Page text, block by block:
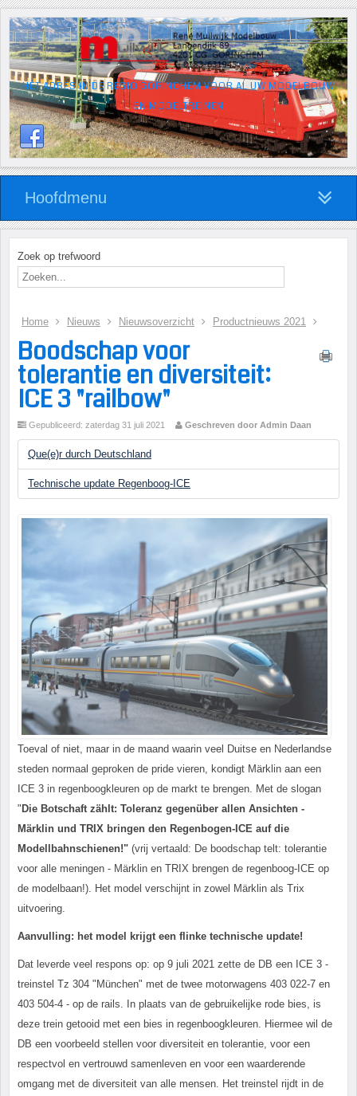
HÉT ADRES IN DE REGIO GORINCHEM VOOR AL UW MODELBOUW
EN MODELTREINEN
Hoofdmenu
Zoek op trefwoord
Home Nieuws Nieuwsoverzicht Productnieuws 2021
Boodschap voor
tolerantie en diversiteit:
ICE 3 "railbow"
Gepubliceerd: zaterdag 31 juli 2021 Geschreven door Admin Daan
Que(e)r durch Deutschland
Technische update Regenboog-ICE
Toeval of niet, maar in de maand waarin veel Duitse en Nederlandse
steden normaal geproken de pride vieren, kondigt Märklin aan een
ICE 3 in regenboogkleuren op de markt te brengen. Met de slogan
" Die Botschaft zählt: Toleranz gegenüber allen Ansichten -
Märklin und TRIX bringen den Regenbogen-ICE auf die
Modellbahnschienen!" (vrij vertaald: De boodschap telt: tolerantie
voor alle meningen - Märklin en TRIX brengen de regenboog-ICE op
de modelbaan!). Het model verschijnt in zowel Märklin als Trix
uitvoering.
Aanvulling: het model krijgt een flinke technische update!
Dat leverde veel respons op: op 9 juli 2021 zette de DB een ICE 3 -
treinstel Tz 304 "München" met de twee motorwagens 403 022-7 en
403 504-4 - op de rails. In plaats van de gebruikelijke rode bies, is
deze trein getooid met een bies in regenboogkleuren. Hiermee wil de
DB een voorbeeld stellen voor diversiteit en tolerantie, voor een
respectvol en vertrouwd samenleven en voor een waarderende
omgang met de diversiteit van alle mensen. Het treinstel rijdt in de